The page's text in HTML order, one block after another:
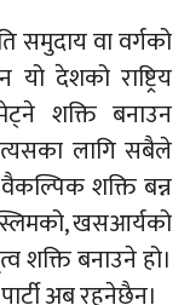
समुदाय वा वर्गको
देशको राष्ट्रिय
शक्ति बनाउन
लागि सबैले
शक्ति बन्न
खसआर्यको
शक्ति बनाउने हो।
अब रहनेछैन।